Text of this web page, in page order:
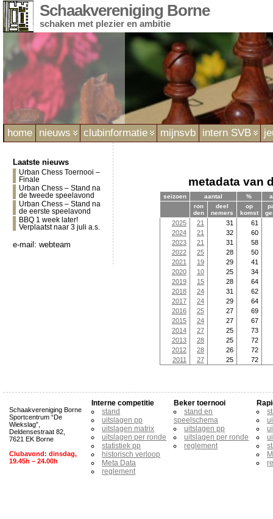
Schaakvereniging Borne
schaken met plezier en ambitie
home nieuws clubinformatie mijnsvb intern SVB
Laatste nieuws
Urban Chess Toernooi –
Finale
Urban Chess – Stand na
de tweede speelavond
Urban Chess – Stand na
de eerste speelavond
BBQ 1 week later!
Verplaatst naar 3 juli a.s.
e-mail: webteam
metadata van
seizoen aantal %
ron
den
deel
nemers
op
komst
2025 21 31
61
2024
21 32
60
2023
21 31
58
2022
25 28
50
2021
19 29
41
2020
10 25
34
2019
15 28
64
2018
24 31
62
2017
24 29
64
2016
25 27
69
2015
24 27
67
2014
27 25
73
2013
28 25
72
2012
28 26
72
2011
27 25 72
Schaakvereniging Borne
Sportcentrum “De
Wiekslag”,
Deldensestraat 82,
7621 EK Borne
Clubavond: dinsdag,
19.45h – 24.00h
Interne competitie
stand
uitslagen pp
uitslagen matrix
uitslagen per ronde
statistiek pp
historisch verloop
Meta Data
reglement
Beker toernooi
stand en
speelschema
uitslagen pp
uitslagen per ronde
reglement